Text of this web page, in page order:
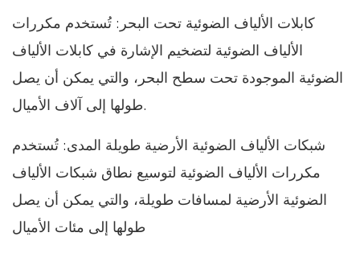
كابلات الألياف الضوئية تحت البحر: تُستخدم مكررات
الألياف الضوئية لتضخيم الإشارة في كابلات الألياف
الضوئية الموجودة تحت سطح البحر، والتي يمكن أن يصل
طولها إلى آلاف الأميال.
شبكات الألياف الضوئية الأرضية طويلة المدى: تُستخدم
مكررات الألياف الضوئية لتوسيع نطاق شبكات الألياف
الضوئية الأرضية لمسافات طويلة، والتي يمكن أن يصل